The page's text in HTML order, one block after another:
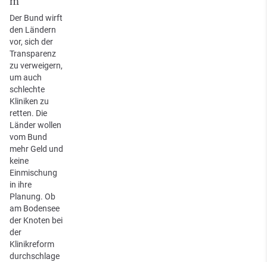
Der Bund wirft
den Ländern
vor, sich der
Transparenz
zu verweigern,
um auch
schlechte
Kliniken zu
retten. Die
Länder wollen
vom Bund
mehr Geld und
keine
Einmischung
in ihre
Planung. Ob
am Bodensee
der Knoten bei
der
Klinikreform
durchschlage